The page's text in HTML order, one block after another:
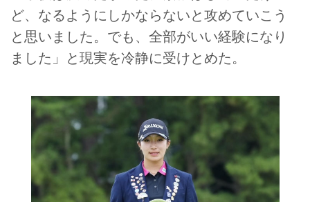
ど、なるようにしかならないと攻めていこう
と思いました。でも、全部がいい経験になり
ました」と現実を冷静に受けとめた。